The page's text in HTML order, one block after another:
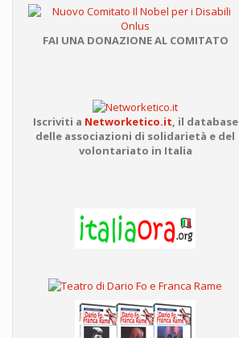
FAI UNA DONAZIONE AL COMITATO
Iscriviti a Networketico.it il database
delle associazioni di solidarietà e del
volontariato in Italia